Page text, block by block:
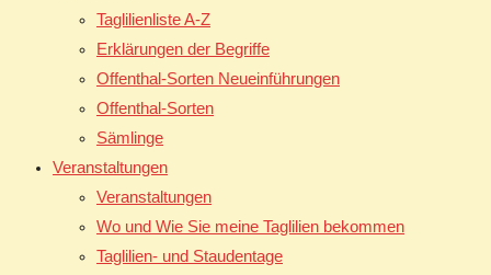
Taglilienliste A-Z
Erklärungen der Begriffe
Offenthal-Sorten Neueinführungen
Offenthal-Sorten
Sämlinge
Veranstaltungen
Veranstaltungen
Wo und Wie Sie meine Taglilien bekommen
Taglilien- und Staudentage